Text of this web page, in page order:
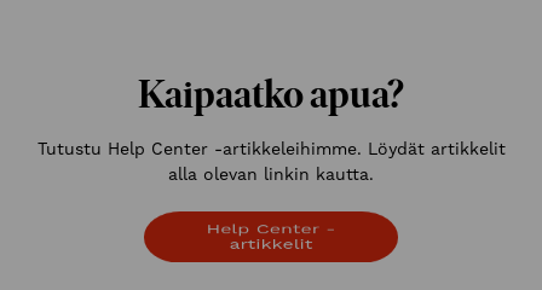
Kaipaatko apua?
Tutustu Help Center -artikkeleihimme. Löydät artikkelit
alla olevan linkin kautta.